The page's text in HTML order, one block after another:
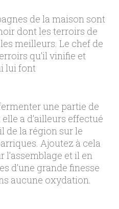
de la maison sont
dont les terroirs de
meilleurs. Le chef de
qu’il vinifie et
lui font
une partie de
a d’ailleurs effectué
de la région sur le
Ajoutez à cela
l’assemblage et il en
d’une grande finesse
aucune oxydation.